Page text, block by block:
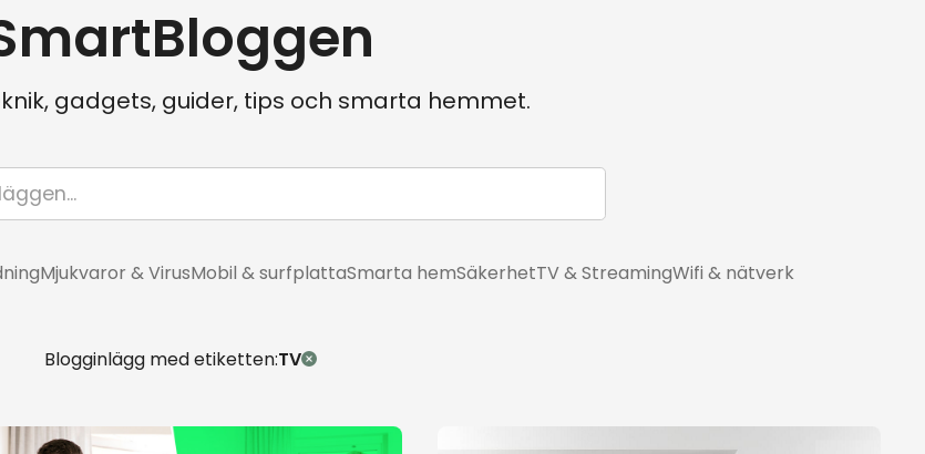
gadgets, guider, tips och smarta hemmet.
Mjukvaror & VirusMobil & surfplattaSmarta hemSäkerhetTV & StreamingWifi & nätverk
Blogginlägg med etiketten:TV